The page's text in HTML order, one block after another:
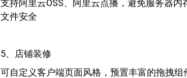
支持阿里云OSS、阿里云点播，避免服务器
文件安全
5、店铺装修
可自定义客户端页面风格，预置丰富的拖拽组